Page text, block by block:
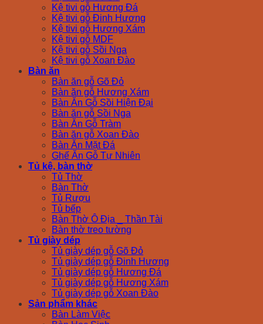
Kệ tivi gỗ Hương Đá
Kệ tivi gỗ Đinh Hương
Kệ tivi gỗ Hương Xám
Kệ tivi gỗ MDF
Kệ tivi gỗ Sồi Nga
Kệ tivi gỗ Xoan Đào
Bàn ăn
Bàn ăn gỗ Gõ Đỏ
Bàn ăn gỗ Hương Xám
Bàn Ăn Gỗ Sồi Hiện Đại
Bàn ăn gỗ Sồi Nga
Bàn Ăn Gỗ Tràm
Bàn ăn gỗ Xoan Đào
Bàn Ăn Mặt Đá
Ghế Ăn Gỗ Tự Nhiên
Tủ kệ, bàn thờ
Tủ Thờ
Bàn Thờ
Tủ Rượu
Tủ bếp
Bàn Thờ Ô Địa _ Thần Tài
Bàn thờ treo tường
Tủ giày dép
Tủ giày dép gỗ Gõ Đỏ
Tủ giày dép gỗ Đinh Hương
Tủ giày dép gỗ Hương Đá
Tủ giày dép gỗ Hương Xám
Tủ giày dép gỗ Xoan Đào
Sản phẩm khác
Bàn Làm Việc